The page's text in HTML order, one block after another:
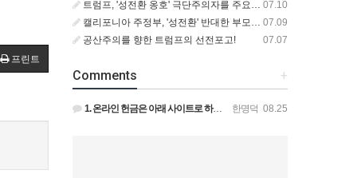
프린트
07.10
트럼프, '성전환 옹호' 극단주의자를 주요 위협으로 규정한 새로운 대테러 전략 서명
07.09
캘리포니아 주정부, '성전환' 반대한 부모에게서 딸 격리 후 입양 절차 밟아
07.07
공산주의를 향한 트럼프의 선전포고!
+
Comments
한명덕 08.25
1. 온라인 헌금은 아래 사이트로 하시면 됩니다. https://gofund.me/009a4120 도네이션 …